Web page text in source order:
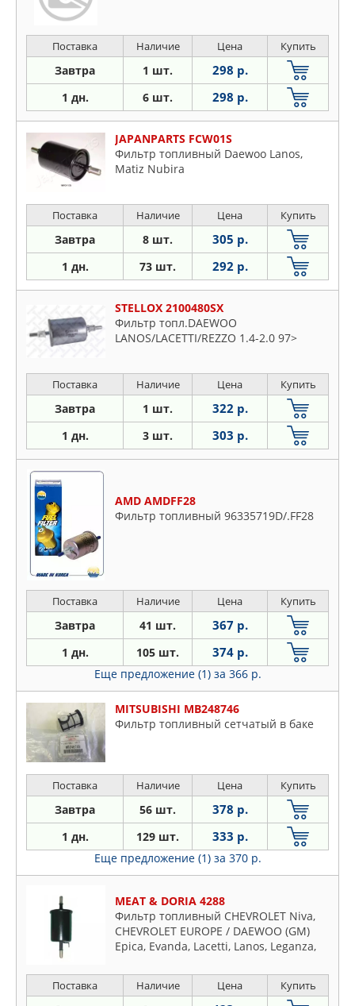
Поставка Наличие Цена Купить
Завтра 1 шт. 298 р.
1 дн. 6 шт. 298 р.
JAPANPARTS FCW01S
Фильтр топливный Daewoo Lanos,
Matiz Nubira
Поставка Наличие Цена Купить
Завтра 8 шт. 305 р.
1 дн. 73 шт. 292 р.
STELLOX 2100480SX
Фильтр топл.DAEWOO
LANOS/LACETTI/REZZO 1.4-2.0 97>
Поставка Наличие Цена Купить
Завтра 1 шт. 322 р.
1 дн. 3 шт. 303 р.
AMD AMDFF28
Фильтр топливный 96335719D/.FF28
Поставка Наличие Цена Купить
Завтра 41 шт. 367 р.
1 дн. 105 шт. 374 р.
Еще предложение (1) за 366 р.
MITSUBISHI MB248746
Фильтр топливный сетчатый в баке
Поставка Наличие Цена Купить
Завтра 56 шт. 378 р.
1 дн. 129 шт. 333 р.
Еще предложение (1) за 370 р.
MEAT & DORIA 4288
Фильтр топливный CHEVROLET Niva,
CHEVROLET EUROPE / DAEWOO (GM)
Epica, Evanda, Lacetti, Lanos, Leganza,
(Tacuma), Tacuma, ZAZ Lanos
Поставка Наличие Цена Купить